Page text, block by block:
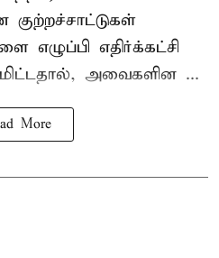
எழுப்பி எதிர்க்கட்சி
அவைகளின ...
More